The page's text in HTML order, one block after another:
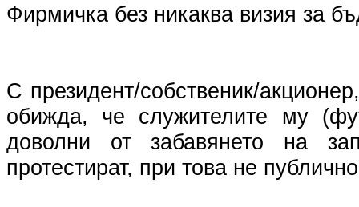
Фирмичка без никаква визия за
С президент/собственик/
обижда, че служителите му
доволни от забавянето на
протестират, при това не